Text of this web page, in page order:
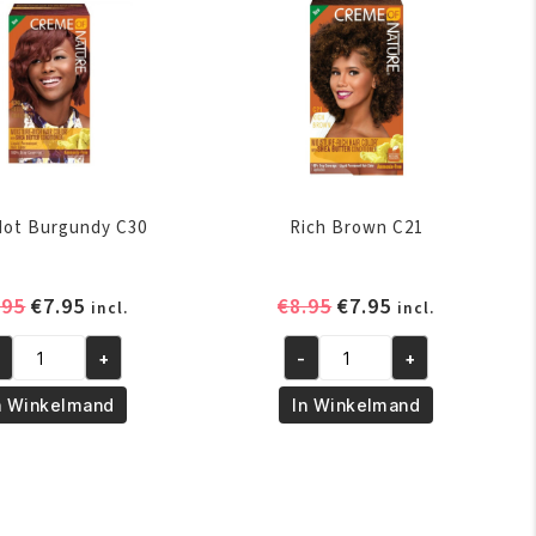
Burgundy C30
Oorspronkelijke
was:
€8.95.
€7.95 Huidige
prijs
is:
€7.95.
incl.
+
Winkelmand
Rich Brown C21
€8.95Oorspronkelijke
was:
€8.95.
€7.95 Huidige
prijs
is:
€7.95.
incl.
Rich
Brown
C21
- +
In Winkelmand